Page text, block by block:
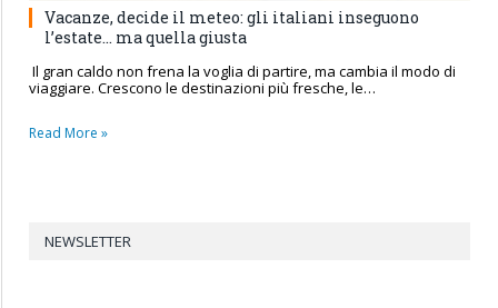
Vacanze, decide il meteo: gli italiani inseguono
l’estate… ma quella giusta
Il gran caldo non frena la voglia di partire, ma cambia il modo di
viaggiare. Crescono le destinazioni più fresche, le…
Read More »
NEWSLETTER